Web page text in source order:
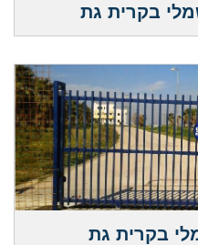
בקרית גת
בקרית גת